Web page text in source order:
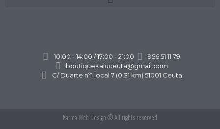
10:00 - 14:00 / 17:00 - 21:00
956 51 11 79
boutiquekaluceuta@gmail.com
C/ Duarte nº1 local 7 (0,31 km) 51001 Ceuta
Karma Web Design © All rights reserved